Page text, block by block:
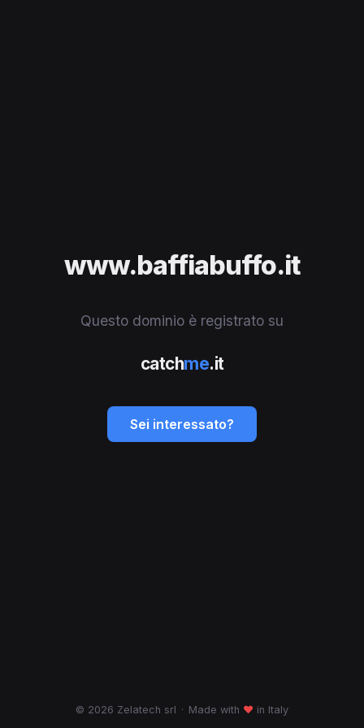
www.baffiabuffo.it
Questo dominio è registrato su
catchme.it
Sei interessato?
© 2026 Zelatech srl · Made with ♥ in Italy